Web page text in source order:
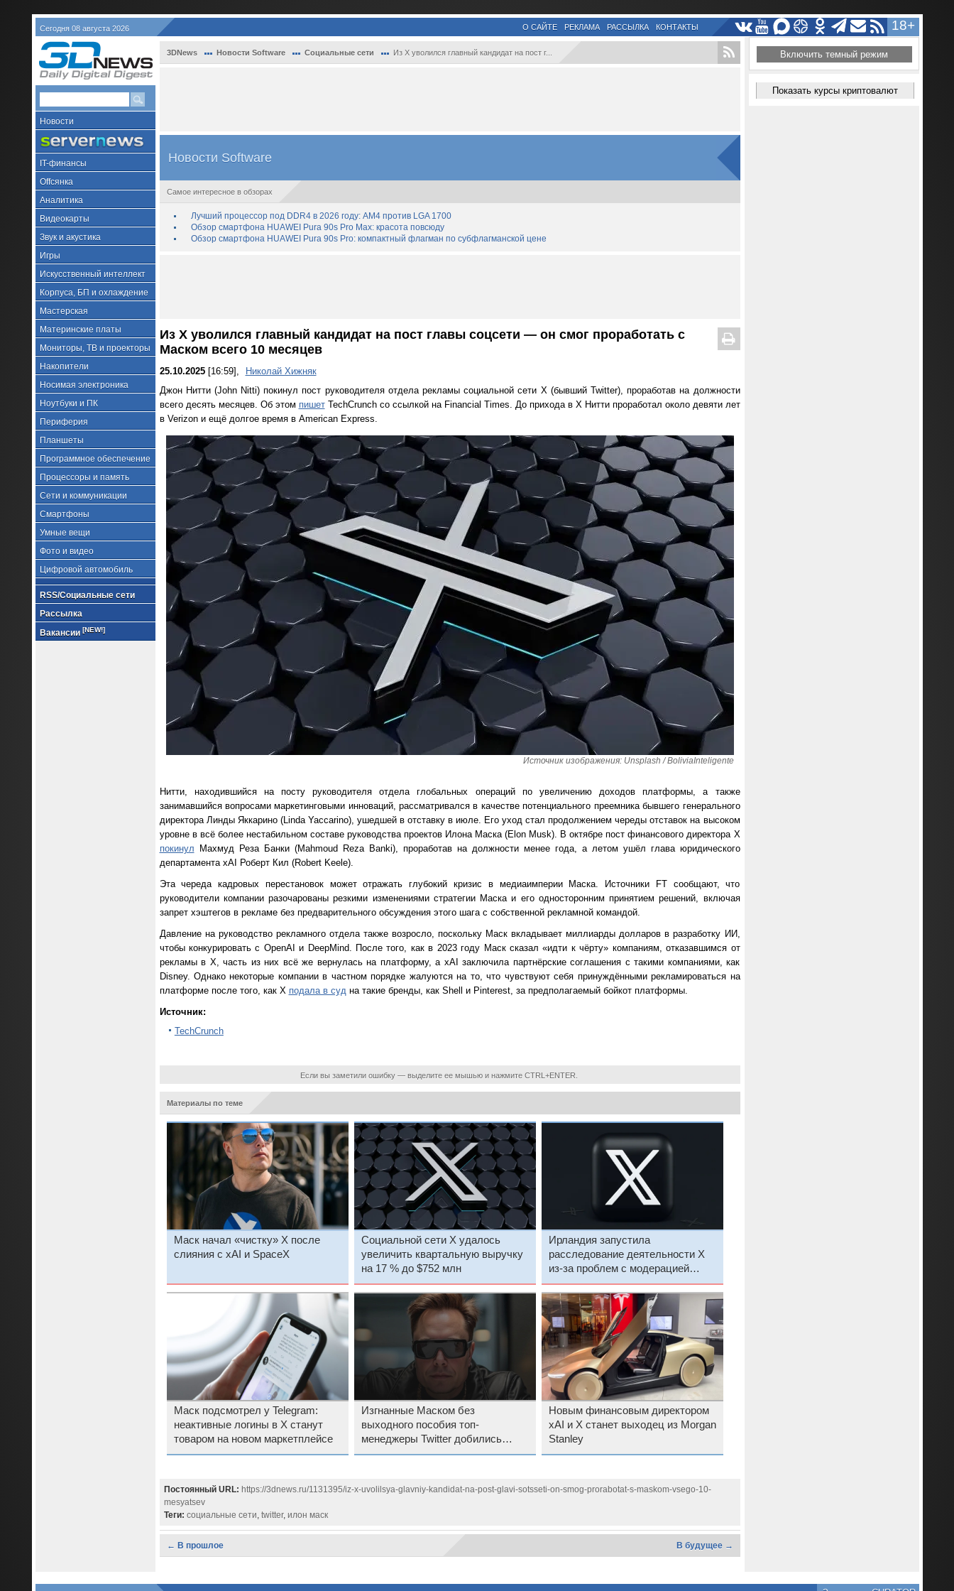
Сегодня 08 августа 2026 18+
О САЙТЕ РЕКЛАМА РАССЫЛКА КОНТАКТЫ
Новости
IT-финансы
Offсянка
Аналитика
Видеокарты
Звук и акустика
Игры
Искусственный интеллект
Корпуса, БП и охлаждение
Мастерская
Материнские платы
Мониторы, ТВ и проекторы
Накопители
Носимая электроника
Ноутбуки и ПК
Периферия
Планшеты
Программное обеспечение
Процессоры и память
Сети и коммуникации
Смартфоны
Умные вещи
Фото и видео
Цифровой автомобиль
RSS/Социальные сети
Рассылка
Вакансии [NEW!]
3DNews Новости Software Социальные сети Из X уволился главный кандидат на пост г...
Новости Software
Самое интересное в обзорах
Лучший процессор под DDR4 в 2026 году: AM4 против LGA 1700
Обзор смартфона HUAWEI Pura 90s Pro Max: красота повсюду
Обзор смартфона HUAWEI Pura 90s Pro: компактный флагман по субфлагманской цене
Из X уволился главный кандидат на пост главы соцсети — он смог проработать с
Маском всего 10 месяцев
25.10.2025[16:59],
Николай Хижняк
Джон Нитти (John Nitti) покинул пост руководителя отдела рекламы социальной сети X (бывший Twitter), проработав на должности
всего десять месяцев. Об этом пишетTechCrunch со ссылкой на Financial Times. До прихода в X Нитти проработал около девяти лет
в Verizon и ещё долгое время в American Express.
Источник изображения: Unsplash / BoliviaInteligente
Нитти, находившийся на посту руководителя отдела глобальных операций по увеличению доходов платформы, а также
занимавшийся вопросами маркетинговыми инноваций, рассматривался в качестве потенциального преемника бывшего генерального
директора Линды Яккарино (Linda Yaccarino), ушедшей в отставку в июле. Его уход стал продолжением череды отставок на высоком
уровне в всё более нестабильном составе руководства проектов Илона Маска (Elon Musk). В октябре пост финансового директора X
покинул Махмуд Реза Банки (Mahmoud Reza Banki), проработав на должности менее года, а летом ушёл глава юридического
департамента xAI Роберт Кил (Robert Keele).
Эта череда кадровых перестановок может отражать глубокий кризис в медиаимперии Маска. Источники FT сообщают, что
руководители компании разочарованы резкими изменениями стратегии Маска и его односторонним принятием решений, включая
запрет хэштегов в рекламе без предварительного обсуждения этого шага с собственной рекламной командой.
Давление на руководство рекламного отдела также возросло, поскольку Маск вкладывает миллиарды долларов в разработку ИИ,
чтобы конкурировать с OpenAI и DeepMind. После того, как в 2023 году Маск сказал «идти к чёрту» компаниям, отказавшимся от
рекламы в X, часть из них всё же вернулась на платформу, а xAI заключила партнёрские соглашения с такими компаниями, как
Disney. Однако некоторые компании в частном порядке жалуются на то, что чувствуют себя принуждёнными рекламироваться на
платформе после того, как X подала в судна такие бренды, как Shell и Pinterest, за предполагаемый бойкот платформы.
Источник:
TechCrunch
Если вы заметили ошибку — выделите ее мышью и нажмите CTRL+ENTER.
Материалы по теме
Маск начал «чистку» X после
слияния с xAI и SpaceX
Социальной сети X удалось
увеличить квартальную выручку
на 17 % до $752 млн
Ирландия запустила
расследование деятельности X
из-за проблем с модерацией
контента
Маск подсмотрел у Telegram:
неактивные логины в X станут
товаром на новом маркетплейсе
Изгнанные Маском без
выходного пособия топ-
менеджеры Twitter добились
«справедливости» через суд
Новым финансовым директором
xAI и X станет выходец из Morgan
Stanley
Постоянный URL: https://3dnews.ru/1131395/iz-x-uvolilsya-glavniy-kandidat-na-post-glavi-sotsseti-on-smog-prorabotat-s-maskom-vsego-10-
mesyatsev
Теги: социальные сети, twitter, илон маск
← В прошлое В будущее →
Включить темный режим
Показать курсы криптовалют